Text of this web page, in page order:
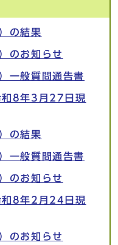
の結果
のお知らせ
一般質問通告書
和8年3月27日現
の結果
一般質問通告書
のお知らせ
和8年2月24日現
のお知らせ